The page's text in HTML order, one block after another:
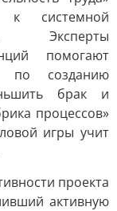
к системной
Эксперты
помогают
по созданию
брак и
процессов»
игры учит
проекта
активную